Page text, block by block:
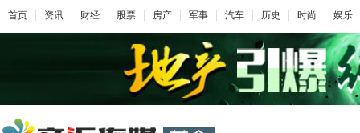
首页 资讯 财经 股票 房产 军事 汽车 历史 时尚 娱乐